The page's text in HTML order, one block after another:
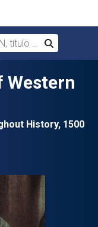
título o autor
Buscar
Western
History, 1500